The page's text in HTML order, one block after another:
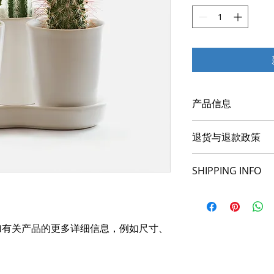
关产品的更多详细信息，例如尺寸、
产品信息
如尺寸、材料、保养
产品的独特之处，以
希望能在购买之前清
信息，让买家有信心
退货与退款政策
满意的产品。退款或
SHIPPING INFO
information about